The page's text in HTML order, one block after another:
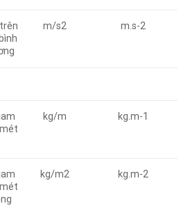
m/s2 m.s-2
kg/m kg.m-1
kg/m2 kg.m-2